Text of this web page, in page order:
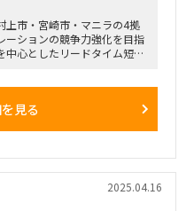
上市・宮崎市・マニラの4拠
ーションの競争力強化を目指
中心としたリードタイム短
見る
2025.04.16